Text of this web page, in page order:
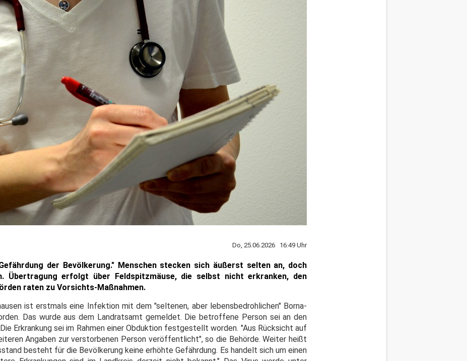
Do, 25.06.2026 16:49 Uhr
der Bevölkerung." Menschen stecken sich äußerst selten an, doch
Übertragung erfolgt über Feldspitzmäuse, die selbst nicht erkranken, den
raten zu Vorsichts-Maßnahmen.
ist erstmals eine Infektion mit dem "seltenen, aber lebensbedrohlichen" Borna-
Das wurde aus dem Landratsamt gemeldet. Die betroffene Person sei an den
Erkrankung sei im Rahmen einer Obduktion festgestellt worden. "Aus Rücksicht auf
Angaben zur verstorbenen Person veröffentlicht", so die Behörde. Weiter heißt
besteht für die Bevölkerung keine erhöhte Gefährdung. Es handelt sich um einen